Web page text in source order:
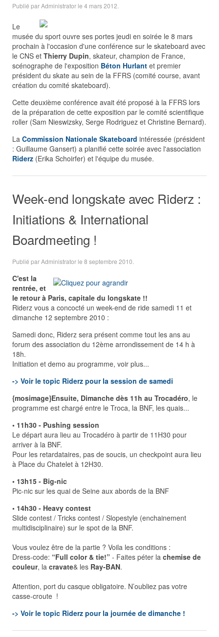
Publié par Administrator le 4 mars 2012
Le
musée du sport ouvre ses portes jeudi en soirée le 8 mars
prochain à l'occasion d'une conférence sur le skateboard avec
le CNS et Thierry Dupin, skateur, champion de France,
scénographe de l'exposition Béton Hurlant et premier
président du skate au sein de la FFRS (comité course, avant
création du comité skateboard).
Cette deuxième conférence avait été proposé à la FFRS lors
de la préparation de cette exposition par le comité scientifique
roller (Sam Nieswizsky, Serge Rodriguez et Christine Bernard).
La Commission Nationale Skateboard intéressée (président
: Guillaume Gansert) a planifié cette soirée avec l'association
Riderz (Erika Schoirfer) et l'équipe du musée.
Week-end longskate avec Riderz :
Initiations & International
Boardmeeting !
Publié par Administrator le 8 septembre 2010
C'est la
rentrée, et
le retour à Paris, capitale du longskate !!
Riderz vous a concocté un week-end de ride samedi 11 et
dimanche 12 septembre 2010 :
Samedi donc, Riderz sera présent comme tout les ans au
forum des association du 12ème arrondissement de 14 h à
18h.
Initiation et demo au programme, voir plus...
-> Voir le topic Riderz pour la session de samedi
{mosimage}Ensuite, Dimanche dès 11h au Trocadéro, le
programme est chargé entre le Troca, la BNF, les quais...
• 11h30 - Pushing session
Le départ aura lieu au Trocadéro à partir de 11H30 pour
arriver à la BNF.
Pour les retardataires, pas de soucis, un checkpoint aura lieu
à Place du Chatelet à 12H30.
• 13h15 - Big-nic
Pic-nic sur les quai de Seine aux abords de la BNF
• 14h30 - Heavy contest
Slide contest / Tricks contest / Slopestyle (enchainement
multidisciplinaire) sur le spot de la BNF.
Vous voulez être de la partie ? Voila les conditions :
Dress-code: “Full color & tie!” - Faites péter la chemise de
couleur, la cravate& les Ray-BAN.
Attention, port du casque obligatoire. N’oubliez pas votre
casse-croute !
-> Voir le topic Riderz pour la journée de dimanche !